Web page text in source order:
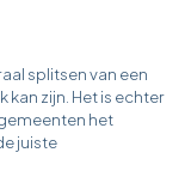
splitsen van een
zijn. Het is echter
het
juiste